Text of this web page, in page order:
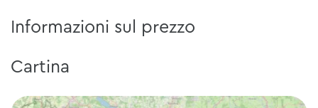
Informazioni sul prezzo
Cartina